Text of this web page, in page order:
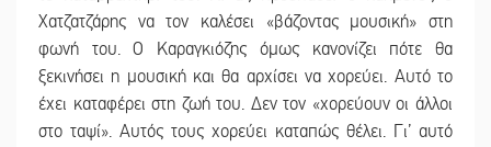
Χατζατζάρης να τον καλέσει «βάζοντας μουσική» στη
φωνή του. Ο Καραγκιόζης όμως κανονίζει πότε θα
ξεκινήσει η μουσική και θα αρχίσει να χορεύει. Αυτό το
έχει καταφέρει στη ζωή του. Δεν τον «χορεύουν οι άλλοι
στο ταψί». Αυτός τους χορεύει καταπώς θέλει. Γι’ αυτό